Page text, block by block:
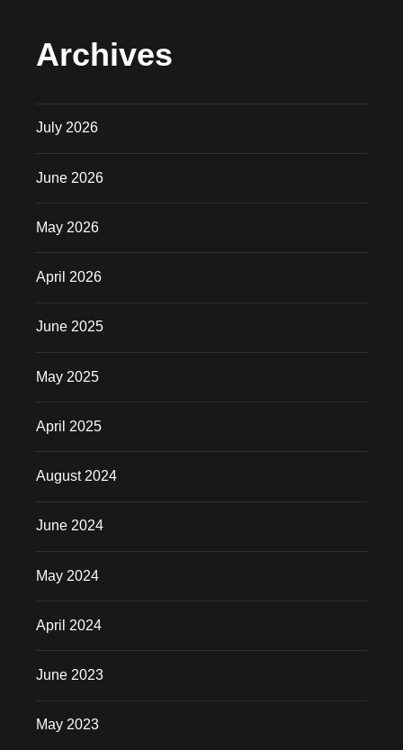
Archives
July 2026
June 2026
May 2026
April 2026
June 2025
May 2025
April 2025
August 2024
June 2024
May 2024
April 2024
June 2023
May 2023